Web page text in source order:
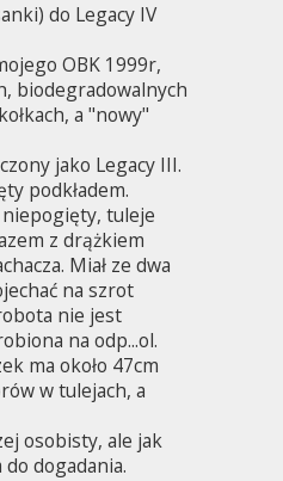
do Legacy IV
OBK 1999r,
biodegradowalnych
a "nowy"
jako Legacy III.
podkładem.
tuleje
z drążkiem
Miał ze dwa
na szrot
nie jest
na odp...ol.
ma około 47cm
w tulejach, a
osobisty, ale jak
dogadania.